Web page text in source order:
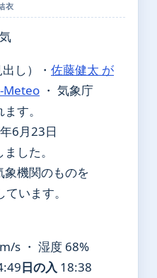
衣
し） ・ 佐藤健太 が
Meteo ・ 気象庁
す。
6月23日
した。
象機関のものを
います。
s ・ 湿度 68%
日の入 18:38